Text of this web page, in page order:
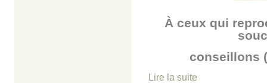
À ceux qui
conseillons
Lire la suite